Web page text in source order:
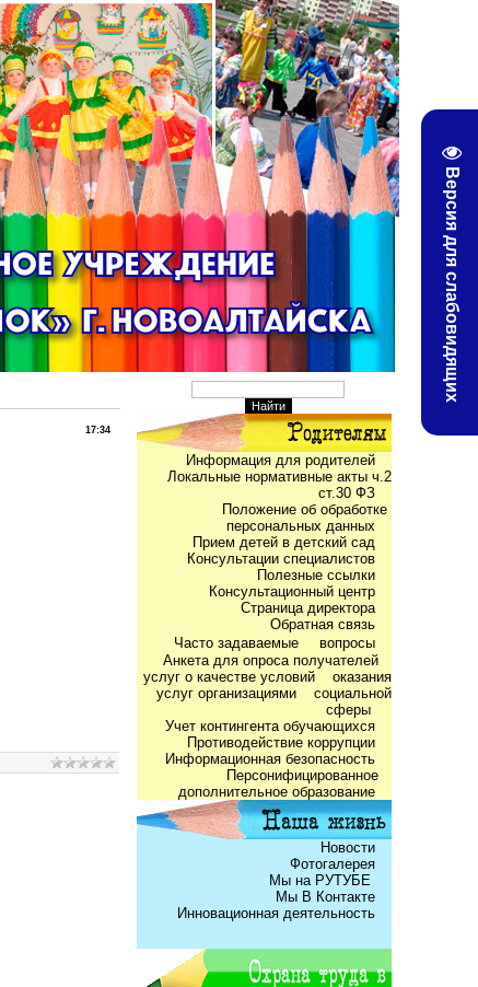
Версия для слабовидящих
17:34
Информация для родителей
Локальные нормативные акты ч.2
ст.30 ФЗ
Положение об обработке
персональных данных
Прием детей в детский сад
Консультации специалистов
Полезные ссылки
Консультационный центр
Страница директора
Обратная связь
Часто задаваемые
вопросы
Анкета для опроса получателей
услуг о качестве условий оказания
услуг организациями социальной
сферы
Учет контингента обучающихся
Противодействие коррупции
Информационная безопасность
Персонифицированное
дополнительное образование
Новости
Фотогалерея
Мы на РУТУБЕ
Мы В Контакте
Инновационная деятельность